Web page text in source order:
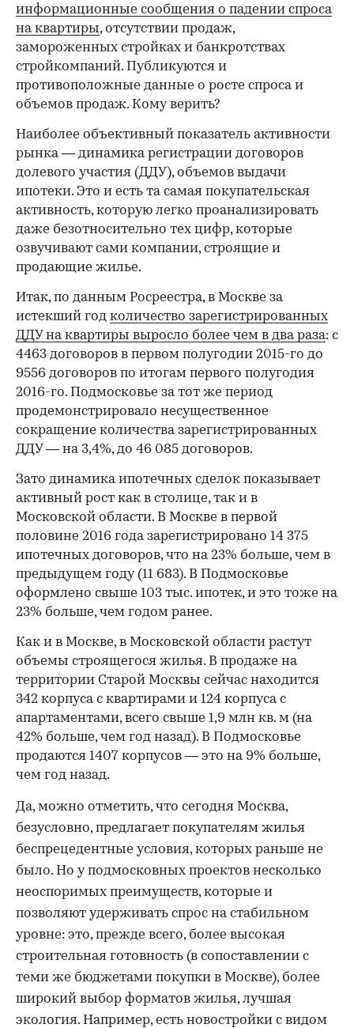
информационные сообщения о падении спроса
на квартиры, отсутствии продаж,
замороженных стройках и банкротствах
стройкомпаний. Публикуются и
противоположные данные о росте спроса и
объемов продаж. Кому верить?
Наиболее объективный показатель активности
рынка — динамика регистрации договоров
долевого участия (ДДУ), объемов выдачи
ипотеки. Это и есть та самая покупательская
активность, которую легко проанализировать
даже безотносительно тех цифр, которые
озвучивают сами компании, строящие и
продающие жилье.
Итак, по данным Росреестра, в Москве за
истекший год количество зарегистрированных
ДДУ на квартиры выросло более чем в два раза: с
4463 договоров в первом полугодии 2015-го до
9556 договоров по итогам первого полугодия
2016-го. Подмосковье за тот же период
продемонстрировало несущественное
сокращение количества зарегистрированных
ДДУ — на 3,4%, до 46 085 договоров.
Зато динамика ипотечных сделок показывает
активный рост как в столице, так и в
Московской области. В Москве в первой
половине 2016 года зарегистрировано 14 375
ипотечных договоров, что на 23% больше, чем в
предыдущем году (11 683). В Подмосковье
оформлено свыше 103 тыс. ипотек, и это тоже на
23% больше, чем годом ранее.
Как и в Москве, в Московской области растут
объемы строящегося жилья. В продаже на
территории Старой Москвы сейчас находится
342 корпуса с квартирами и 124 корпуса с
апартаментами, всего свыше 1,9 млн кв. м (на
42% больше, чем год назад). В Подмосковье
продаются 1407 корпусов — это на 9% больше,
чем год назад.
Да, можно отметить, что сегодня Москва,
безусловно, предлагает покупателям жилья
беспрецедентные условия, которых раньше не
было. Но у подмосковных проектов несколько
неоспоримых преимуществ, которые и
позволяют удерживать спрос на стабильном
уровне: это, прежде всего, более высокая
строительная готовность (в сопоставлении с
теми же бюджетами покупки в Москве), более
широкий выбор форматов жилья, лучшая
экология. Например, есть новостройки с видом